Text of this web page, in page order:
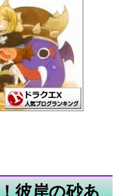
彼岸の砂あ